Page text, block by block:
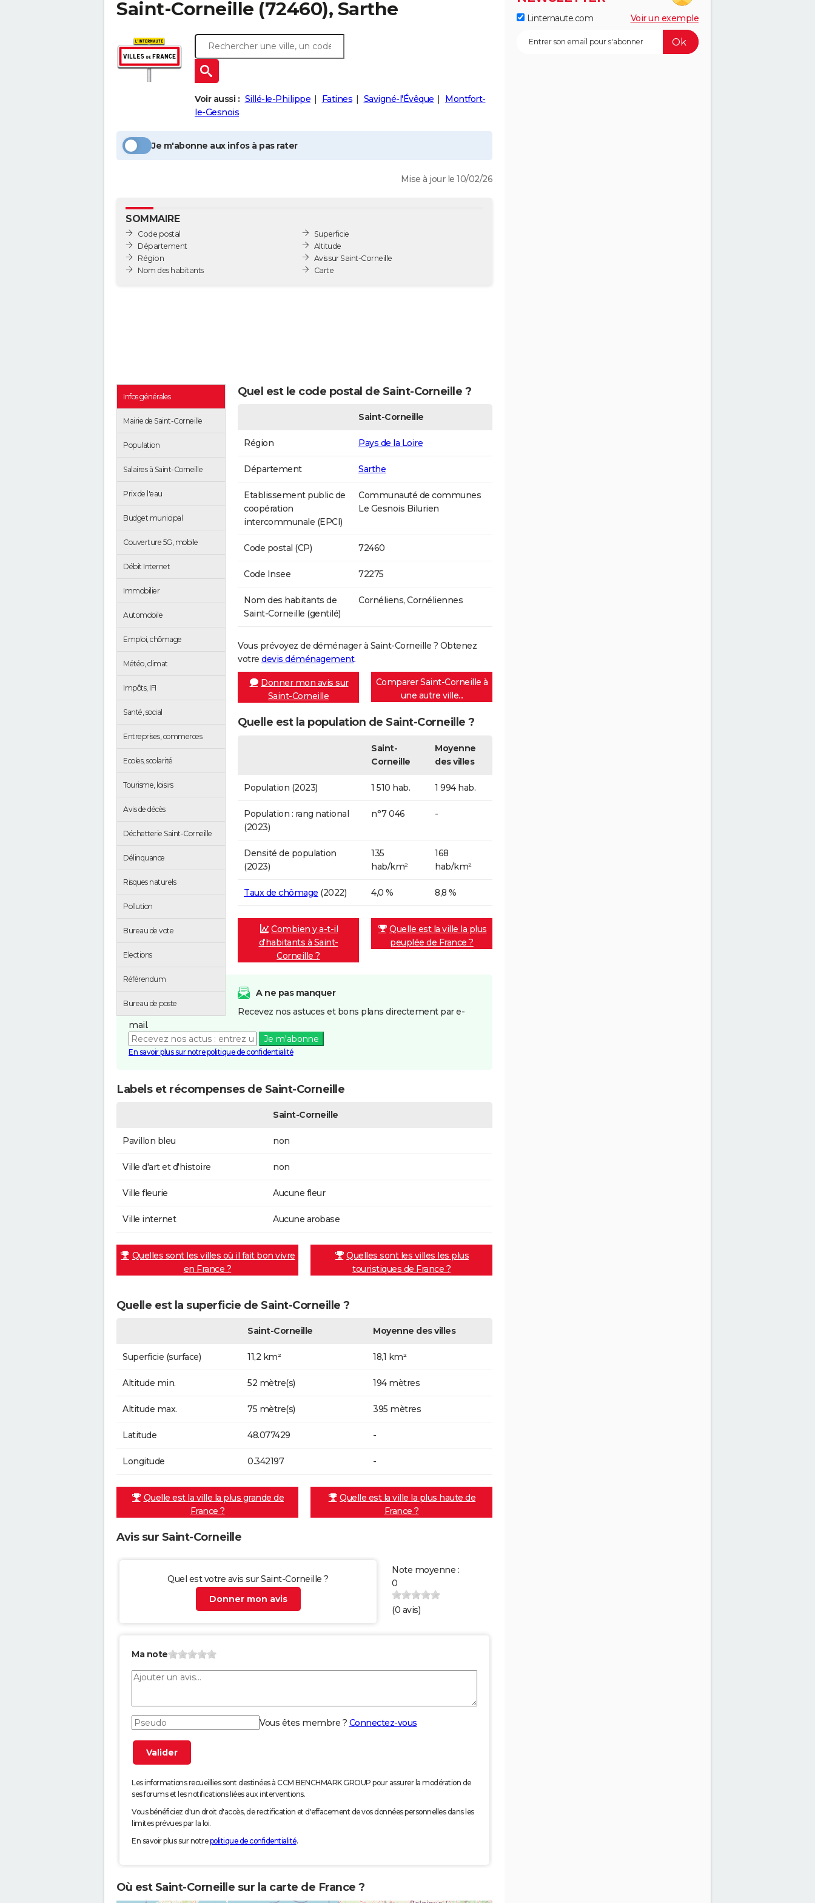
Saint-Corneille (72460), Sarthe
Voir aussi : Sillé-le-Philippe Fatines Savigné-l'Évêque
Montfort-
le-Gesnois
Je m'abonne aux infos à pas rater
Mise à jour le 10/02/26
SOMMAIRE
Code postal
Département
Région
Nom des habitants
Superficie
Altitude
Avis sur Saint-Corneille
Carte
Infos générales
Mairie de Saint-Corneille
Population
Salaires à Saint-Corneille
Prix de l'eau
Budget municipal
Couverture 5G, mobile
Débit Internet
Immobilier
Automobile
Emploi, chômage
Météo, climat
Impôts, IFI
Santé, social
Entreprises, commerces
Ecoles, scolarité
Tourisme, loisirs
Avis de décès
Déchetterie Saint-Corneille
Délinquance
Risques naturels
Pollution
Bureau de vote
Elections
Référendum
Bureau de poste
Quel est le code postal de Saint-Corneille ?
Saint-Corneille
Région Pays de la Loire
Département Sarthe
Etablissement public de
coopération
intercommunale (EPCI)
Communauté de communes
Le Gesnois Bilurien
Code postal (CP) 72460
Code Insee 72275
Nom des habitants de
Saint-Corneille (gentilé)
Cornéliens, Cornéliennes
Vous prévoyez de déménager à Saint-Corneille ? Obtenez
votre devis déménagement.
Donner mon avis sur
Saint-Corneille
Comparer Saint-Corneille à
une autre ville...
Quelle est la population de Saint-Corneille ?
Saint-
Corneille
Moyenne
des villes
Population (2023) 1 510 hab. 1 994 hab.
Population : rang national
(2023)
n°7 046 -
Densité de population
(2023)
135
hab/km²
168
hab/km²
Taux de chômage (2022) 4,0 % 8,8 %
Combien y a-t-il
d'habitants à Saint-
Corneille ?
Quelle est la ville la plus
peuplée de France ?
A ne pas manquer
Recevez nos astuces et bons plans directement par e-
mail.
Je m'abonne
En savoir plus sur notre politique de confidentialité
Labels et récompenses de Saint-Corneille
Saint-Corneille
Pavillon bleu non
Ville d'art et d'histoire non
Ville fleurie Aucune fleur
Ville internet Aucune arobase
Quelles sont les villes où il fait bon vivre
en France ?
Quelles sont les villes les plus
touristiques de France ?
Quelle est la superficie de Saint-Corneille ?
Saint-Corneille Moyenne des villes
Superficie (surface) 11,2 km² 18,1 km²
Altitude min. 52 mètre(s) 194 mètres
Altitude max. 75 mètre(s) 395 mètres
Latitude 48.077429 -
Longitude 0.342197 -
Quelle est la ville la plus grande de
France ?
Quelle est la ville la plus haute de
France ?
Avis sur Saint-Corneille
Quel est votre avis sur Saint-Corneille ?
Donner mon avis
Note moyenne :
0
(0 avis)
Ma note
Vous êtes membre ? Connectez-vous
Les informations recueillies sont destinées à CCM BENCHMARK GROUP pour assurer la modération de
ses forums et les notifications liées aux interventions.
Vous bénéficiez d'un droit d'accès, de rectification et d'effacement de vos données personnelles dans les
limites prévues par la loi.
En savoir plus sur notrepolitique de confidentialité.
Où est Saint-Corneille sur la carte de France ?
Linternaute.com Voir un exemple